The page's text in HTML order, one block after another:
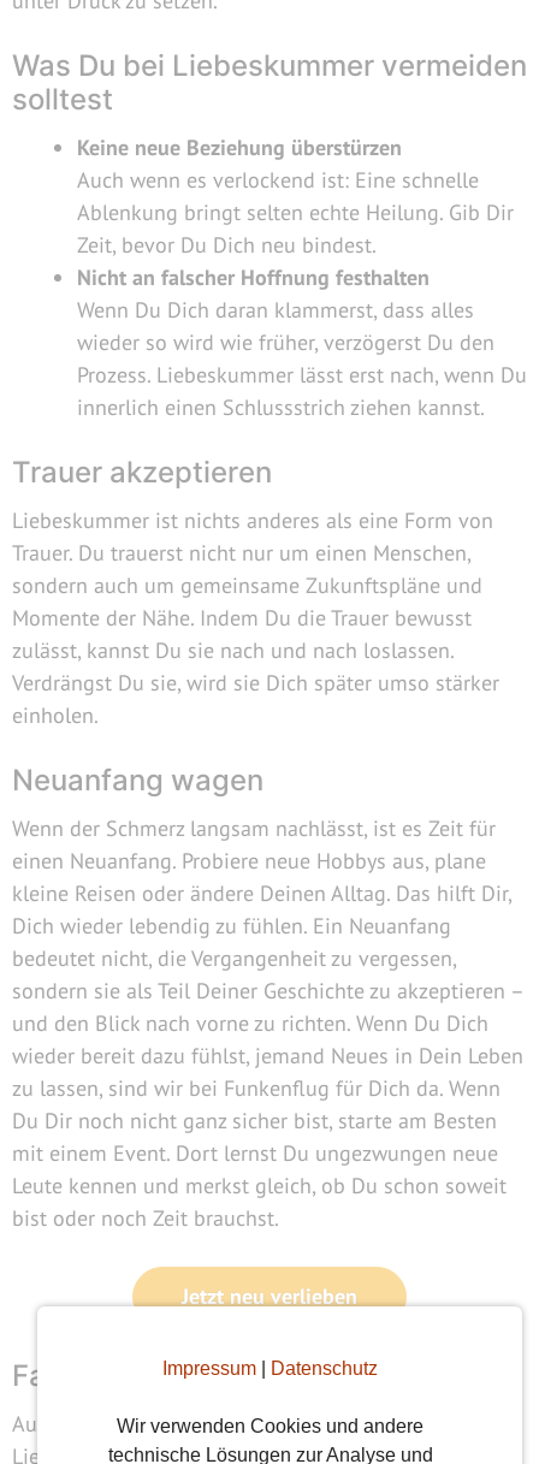
Impressum Datenschutz
Wir verwenden Cookies und andere
technische Lösungen zur Analyse und
Was Du bei Liebeskummer vermeiden
solltest
Keine neue Beziehung überstürzen
Auch wenn es verlockend ist: Eine schnelle
Ablenkung bringt selten echte Heilung. Gib Dir
Zeit, bevor Du Dich neu bindest.
Nicht an falscher Hoffnung festhalten
Wenn Du Dich daran klammerst, dass alles
wieder so wird wie früher, verzögerst Du den
Prozess. Liebeskummer lässt erst nach, wenn Du
innerlich einen Schlussstrich ziehen kannst.
Trauer akzeptieren
Liebeskummer ist nichts anderes als eine Form von
Trauer. Du trauerst nicht nur um einen Menschen,
sondern auch um gemeinsame Zukunftspläne und
Momente der Nähe. Indem Du die Trauer bewusst
zulässt, kannst Du sie nach und nach loslassen.
Verdrängst Du sie, wird sie Dich später umso stärker
einholen.
Neuanfang wagen
Wenn der Schmerz langsam nachlässt, ist es Zeit für
einen Neuanfang. Probiere neue Hobbys aus, plane
kleine Reisen oder ändere Deinen Alltag. Das hilft Dir,
Dich wieder lebendig zu fühlen. Ein Neuanfang
bedeutet nicht, die Vergangenheit zu vergessen,
sondern sie als Teil Deiner Geschichte zu akzeptieren –
und den Blick nach vorne zu richten. Wenn Du Dich
wieder bereit dazu fühlst, jemand Neues in Dein Leben
zu lassen, sind wir bei Funkenflug für Dich da. Wenn
Du Dir noch nicht ganz sicher bist, starte am Besten
mit einem Event. Dort lernst Du ungezwungen neue
Leute kennen und merkst gleich, ob Du schon soweit
bist oder noch Zeit brauchst.
Jetzt neu verlieben
Fazit: Liebeskummer geht vorbei
Auch wenn es sich im Moment nicht so anfühlt –
Liebeskummer ist nicht für immer. Du kannst den